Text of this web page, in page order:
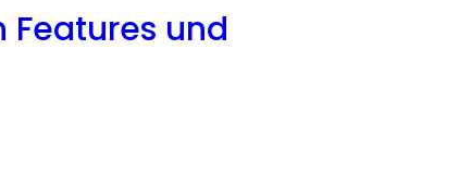
Features und